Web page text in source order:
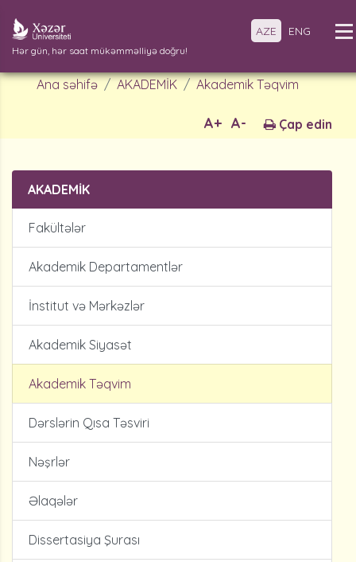
Hər gün, hər saat mükəmməlliyə doğru!
AZE ENG
Ana səhifə AKADEMİK Akademik Təqvim
Çap edin
A-
A+
AKADEMİK
Fakültələr
Akademik Departamentlər
İnstitut və Mərkəzlər
Akademik Siyasət
Akademik Təqvim
Dərslərin Qısa Təsviri
Nəşrlər
Əlaqələr
Dissertasiya Şurası